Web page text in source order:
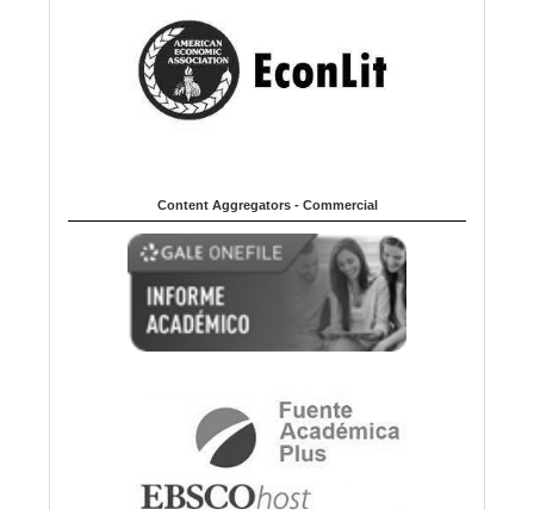
Content Aggregators - Commercial